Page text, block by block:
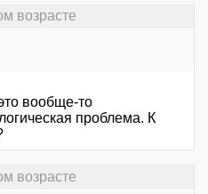
возрасте
вообще-то
проблема. К
возрасте